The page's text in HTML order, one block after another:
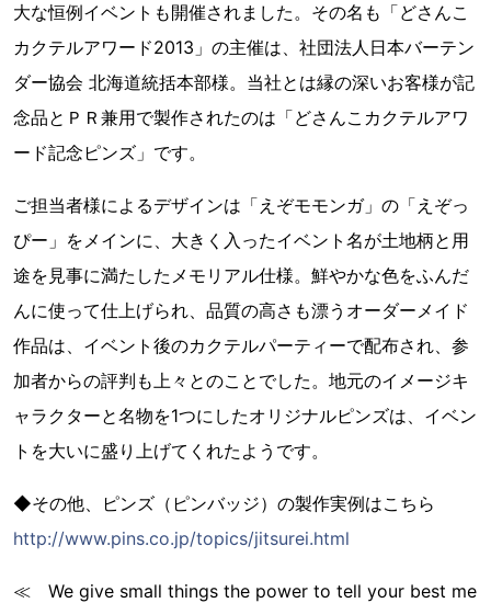
大な恒例イベントも開催されました。その名も「どさんこ
カクテルアワード2013」の主催は、社団法人日本バーテン
ダー協会 北海道統括本部様。当社とは縁の深いお客様が記
念品とＰＲ兼用で製作されたのは「どさんこカクテルアワ
ード記念ピンズ」です。
ご担当者様によるデザインは「えぞモモンガ」の「えぞっ
ぴー」をメインに、大きく入ったイベント名が土地柄と用
途を見事に満たしたメモリアル仕様。鮮やかな色をふんだ
んに使って仕上げられ、品質の高さも漂うオーダーメイド
作品は、イベント後のカクテルパーティーで配布され、参
加者からの評判も上々とのことでした。地元のイメージキ
ャラクターと名物を1つにしたオリジナルピンズは、イベン
トを大いに盛り上げてくれたようです。
◆その他、ピンズ（ピンバッジ）の製作実例はこちら
http://www.pins.co.jp/topics/jitsurei.html
≪ We give small things the power to tell your best me